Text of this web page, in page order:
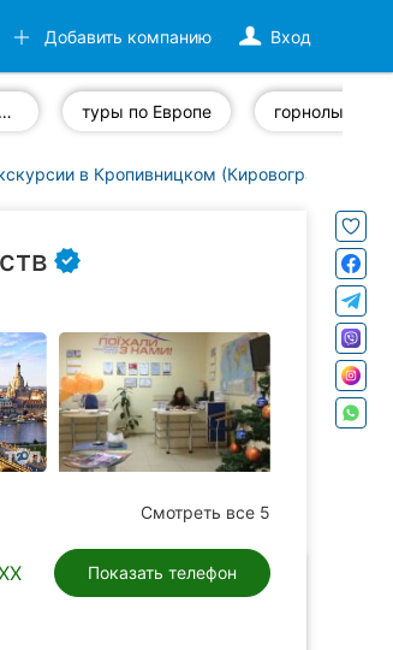
Вход
Добавить компанию
автобусные перевозки туры по Европе
в Кропивницком (Кировоград)
Смотреть все 5
Показать телефон